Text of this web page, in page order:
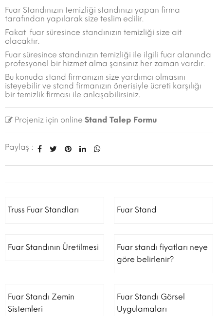
Fuar Standınızın temizliği standınızı yapan firma
tarafından yapılarak size teslim edilir.
Fakat fuar süresince standınızın temizliği size ait
olacaktır.
Fuar süresince standınızın temizliği ile ilgili fuar alanında
profesyonel bir hizmet alma şansınız her zaman vardır.
Bu konuda stand firmanızın size yardımcı olmasını
isteyebilir ve stand firmanızın önerisiyle ücreti karşılığı
bir temizlik firması ile anlaşabilirsiniz.
Projeniz için online Stand Talep Formu
Paylaş :
Truss Fuar Standları Fuar Stand
Fuar Standının Üretilmesi
Fuar standı fiyatları neye
göre belirlenir?
Fuar Standı Zemin
Sistemleri
Fuar Standı Görsel
Uygulamaları